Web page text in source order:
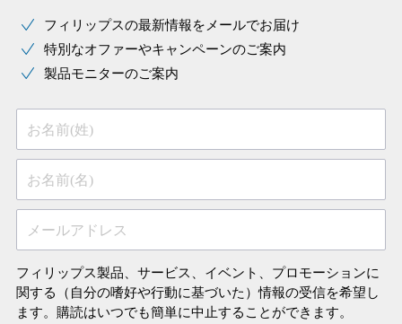
フィリップスの最新情報をメールでお届け
特別なオファーやキャンペーンのご案内
製品モニターのご案内
お名前(姓)
お名前(名)
メールアドレス
フィリップス製品、サービス、イベント、プロモーションに
関する（自分の嗜好や行動に基づいた）情報の受信を希望し
ます。購読はいつでも簡単に中止することができます。